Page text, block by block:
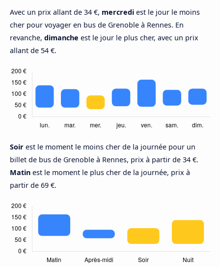
Avec un prix allant de 34 €, mercredi est le jour le moins
cher pour voyager en bus de Grenoble à Rennes. En
revanche, dimanche est le jour le plus cher, avec un prix
allant de 54 €.
Soir est le moment le moins cher de la journée pour un
billet de bus de Grenoble à Rennes, prix à partir de 34 €.
Matin est le moment le plus cher de la journée, prix à
partir de 69 €.